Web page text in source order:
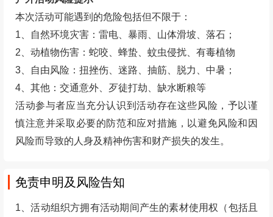
本次活动可能遇到的危险包括但不限于：
1、自然环境灾害：雷电、暴雨、山体滑坡、落石；
2、动植物伤害：蛇咬、蜂蛰、蚊虫侵扰、有毒植物
3、自由风险：扭挫伤、迷路、抽筋、脱力、中暑；
4、其他：交通意外、歹徒打劫、缺水断粮等
活动参与者应当充分认识到活动存在这些风险，予以谨
慎注意并采取必要的防范和应对措施，以避免风险和因
风险而导致的人身及精神伤害和财产损失的发生。
免责申明及风险告知
1、活动组织方拥有活动期间产生的素材使用权（包括且